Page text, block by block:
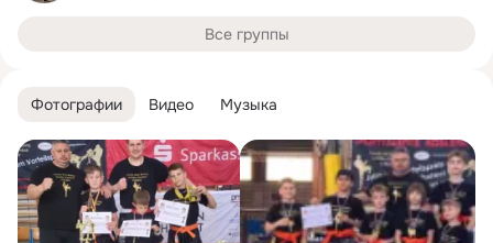
Фотографии Видео Музыка
Все группы